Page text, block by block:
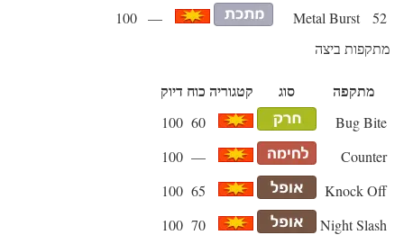
52
Metal Burst
—
100
מתקפות ביצה
מתקפה סוג קטגוריה כוח דיוק
Bug Bite
60
100
Counter
—
100
Knock Off
65
100
Night Slash
70
100